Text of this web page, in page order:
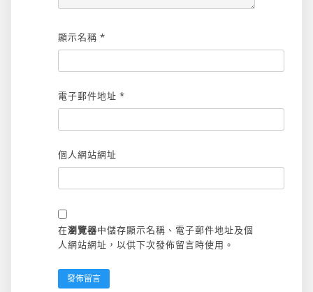
顯示名稱 *
電子郵件地址 *
個人網站網址
在瀏覽器中儲存顯示名稱、電子郵件地址及個
人網站網址，以供下次發佈留言時使用。